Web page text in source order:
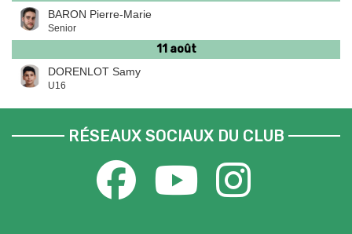
BARON Pierre-Marie
Senior
11 août
DORENLOT Samy
U16
RÉSEAUX SOCIAUX DU CLUB